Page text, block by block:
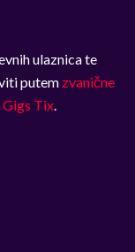
ulaznica te
putem zvanične
Gigs Tix.